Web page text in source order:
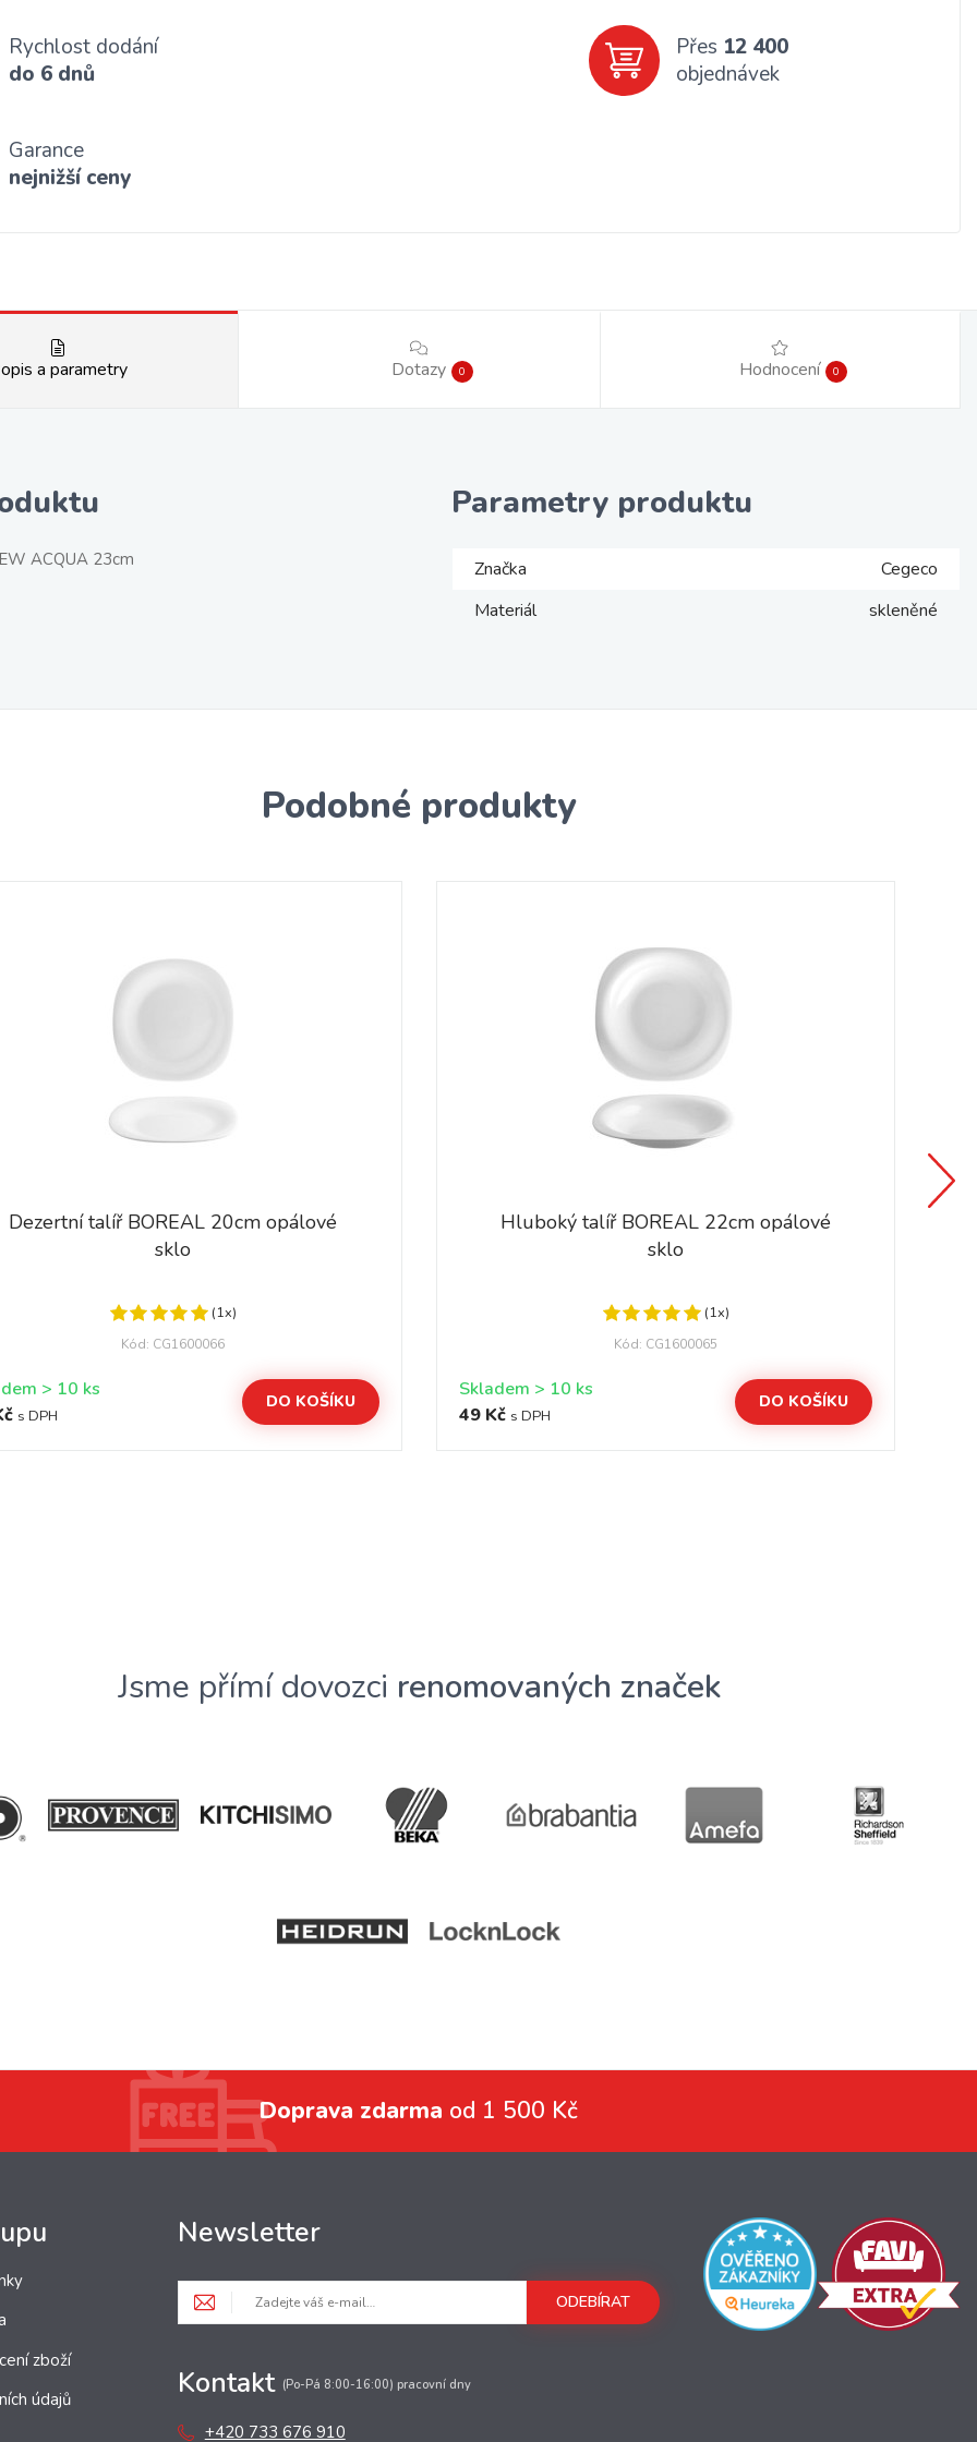
Rychlost dodání
do 6 dnů
Přes 12 400
objednávek
Garance
nejnižší ceny
a parametry Dotazy 0 Hodnocení 0
ACQUA 23cm
Parametry produktu
Značka
Cegeco
Materiál
skleněné
Podobné produkty
Dezertní talíř BOREAL 20cm opálové
sklo
(1x)
Kód: CG1600066
Skladem > 10 ks
s DPH
DO KOŠÍKU
Hluboký talíř BOREAL 22cm opálové
sklo
(1x)
Kód: CG1600065
Skladem > 10 ks
49 Kč s DPH
DO KOŠÍKU
Jsme přímí dovozci renomovaných značek
Doprava zdarma od 1 500 Kč
zboží
údajů
Newsletter
ODEBÍRAT
Kontakt (Po-Pá 8:00-16:00) pracovní dny
+420 733 676 910